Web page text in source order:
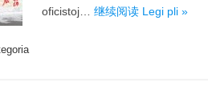
oficistoj… 继续阅读 Legi pli »